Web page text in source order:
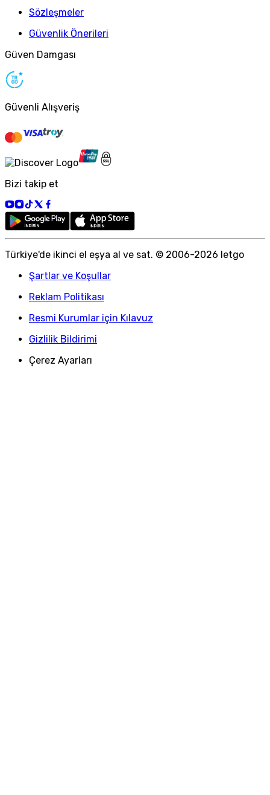
Sözleşmeler
Güvenlik Önerileri
Güven Damgası
Güvenli Alışveriş
Bizi takip et
Türkiye'de ikinci el eşya al ve sat. © 2006-2026 letgo
Şartlar ve Koşullar
Reklam Politikası
Resmi Kurumlar için Kılavuz
Gizlilik Bildirimi
Çerez Ayarları